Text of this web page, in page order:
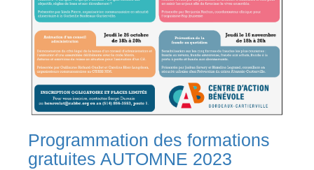
Programmation des formations
gratuites AUTOMNE 2023